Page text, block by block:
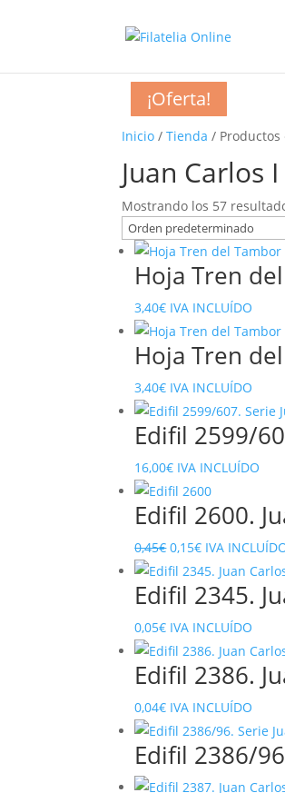
Inicio /Tienda / Productos
Juan Carlos I
Mostrando los 57
Hoja Tren
3,40€ IVA INCLUÍDO
Hoja Tren
3,40€ IVA INCLUÍDO
Edifil 2599/
16,00€ IVA INCLUÍDO
¡Oferta!
Edifil 2600.
0,45€El
precio
original
0,15€El
precio
actual
IVA
Edifil 2345.
0,05€ IVA INCLUÍDO
Edifil 2386.
0,04€ IVA INCLUÍDO
Edifil 2386/
¡Oferta!
¡Oferta!
¡Oferta!
¡Oferta!
¡Oferta!
¡Oferta!
¡Oferta!
¡Oferta!
¡Oferta!
¡Oferta!
¡Oferta!
¡Oferta!
¡Oferta!
¡Oferta!
¡Oferta!
¡Oferta!
¡Oferta!
¡Oferta!
¡Oferta!
¡Oferta!